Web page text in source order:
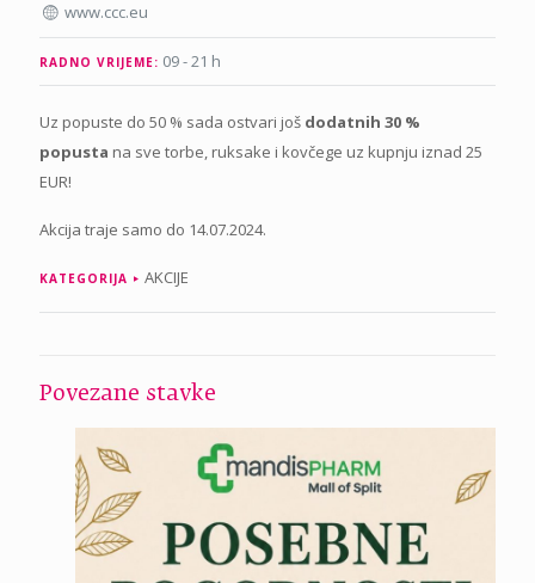
www.ccc.eu
RADNO VRIJEME: 09 - 21 h
Uz popuste do 50 % sada ostvari još dodatnih 30 %
popusta na sve torbe, ruksake i kovčege uz kupnju iznad 25
EUR!
Akcija traje samo do 14.07.2024.
KATEGORIJA AKCIJE
Povezane stavke